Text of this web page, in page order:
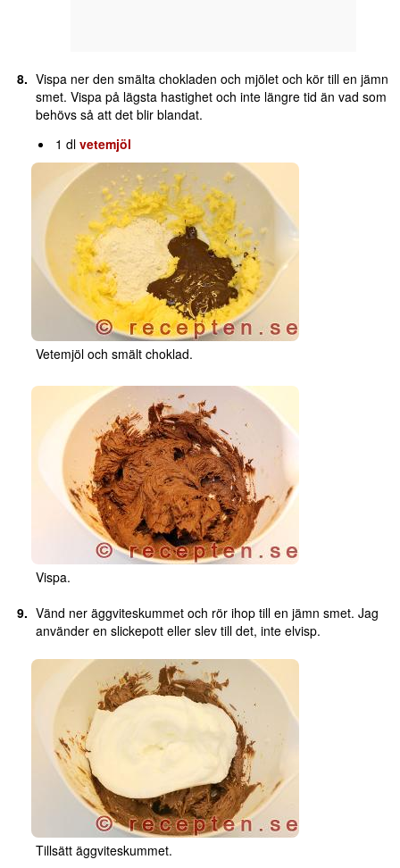
Vispa ner den smälta chokladen och mjölet och kör till en jämn
smet. Vispa på lägsta hastighet och inte längre tid än vad som
behövs så att det blir blandat.
1 dlvetemjöl
Vetemjöl och smält choklad.
Vispa.
Vänd ner äggviteskummet och rör ihop till en jämn smet. Jag
använder en slickepott eller slev till det, inte elvisp.
Tillsätt äggviteskummet.